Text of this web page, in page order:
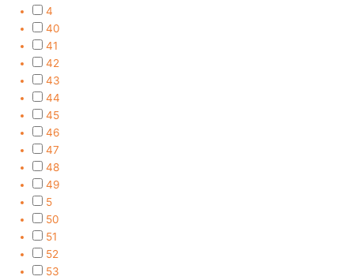
4
40
41
42
43
44
45
46
47
48
49
5
50
51
52
53